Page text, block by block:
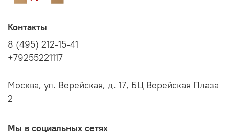
Контакты
8 (495) 212-15-41
+79255221117
Москва, ул. Верейская, д. 17, БЦ Верейская Плаза
2
Мы в социальных сетях